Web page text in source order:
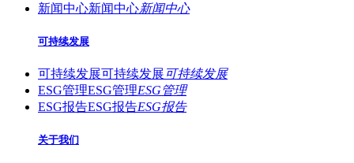
新闻中心新闻中心新闻中心
可持续发展
可持续发展可持续发展 可持续发展
ESG管理ESG管理ESG管理
ESG报告ESG报告ESG报告
关于我们